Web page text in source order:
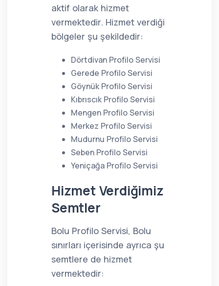
aktif olarak hizmet
vermektedir. Hizmet verdiği
bölgeler şu şekildedir:
Dörtdivan Profilo Servisi
Gerede Profilo Servisi
Göynük Profilo Servisi
Kıbrıscık Profilo Servisi
Mengen Profilo Servisi
Merkez Profilo Servisi
Mudurnu Profilo Servisi
Seben Profilo Servisi
Yeniçağa Profilo Servisi
Hizmet Verdiğimiz
Semtler
Bolu Profilo Servisi, Bolu
sınırları içerisinde ayrıca şu
semtlere de hizmet
vermektedir: